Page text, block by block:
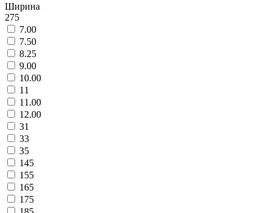
Ширина
275
7.00
7.50
8.25
9.00
10.00
11
11.00
12.00
31
33
35
145
155
165
175